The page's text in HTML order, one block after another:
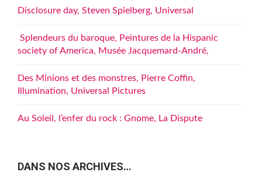
Disclosure day, Steven Spielberg, Universal
Splendeurs du baroque, Peintures de la Hispanic
society of America, Musée Jacquemard-André,
Des Minions et des monstres, Pierre Coffin,
Illumination, Universal Pictures
Au Soleil, l’enfer du rock : Gnome, La Dispute
DANS NOS ARCHIVES…